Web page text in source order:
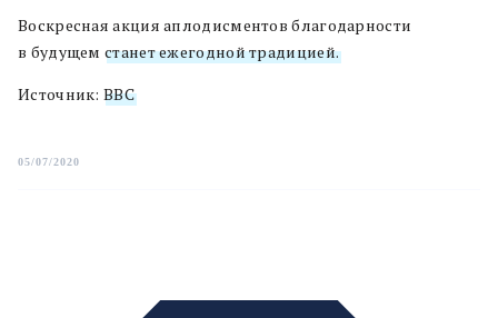
Воскресная акция аплодисментов благодарности
в будущем станет ежегодной традицией.
Источник: BBC
05/07/2020